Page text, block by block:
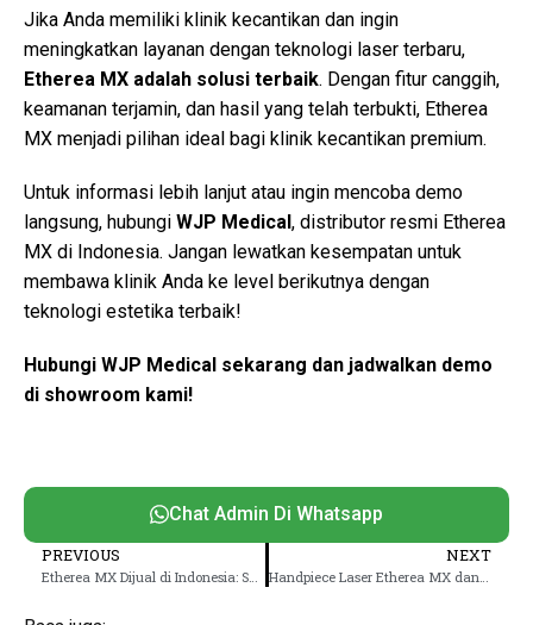
Jika Anda memiliki klinik kecantikan dan ingin
meningkatkan layanan dengan teknologi laser terbaru,
Etherea MX adalah solusi terbaik. Dengan fitur canggih,
keamanan terjamin, dan hasil yang telah terbukti, Etherea
MX menjadi pilihan ideal bagi klinik kecantikan premium.
Untuk informasi lebih lanjut atau ingin mencoba demo
langsung, hubungi WJP Medical, distributor resmi Etherea
MX di Indonesia. Jangan lewatkan kesempatan untuk
membawa klinik Anda ke level berikutnya dengan
teknologi estetika terbaik!
Hubungi WJP Medical sekarang dan jadwalkan demo
di showroom kami!
Chat Admin Di Whatsapp
PREVIOUS NEXT